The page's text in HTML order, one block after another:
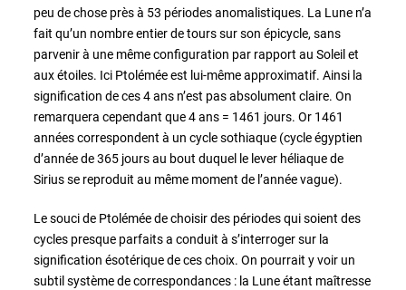
peu de chose près à 53 périodes anomalistiques. La Lune n’a
fait qu’un nombre entier de tours sur son épicycle, sans
parvenir à une même configuration par rapport au Soleil et
aux étoiles. Ici Ptolémée est lui-même approximatif. Ainsi la
signification de ces 4 ans n’est pas absolument claire. On
remarquera cependant que 4 ans = 1461 jours. Or 1461
années correspondent à un cycle sothiaque (cycle égyptien
d’année de 365 jours au bout duquel le lever héliaque de
Sirius se reproduit au même moment de l’année vague).
Le souci de Ptolémée de choisir des périodes qui soient des
cycles presque parfaits a conduit à s’interroger sur la
signification ésotérique de ces choix. On pourrait y voir un
subtil système de correspondances : la Lune étant maîtresse